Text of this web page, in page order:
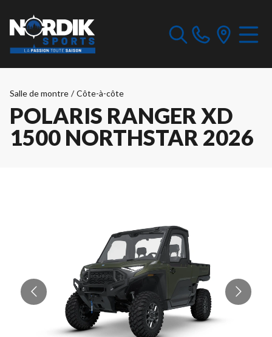
Salle de montre / Côte-à-côte
POLARIS RANGER XD
1500 NORTHSTAR 2026